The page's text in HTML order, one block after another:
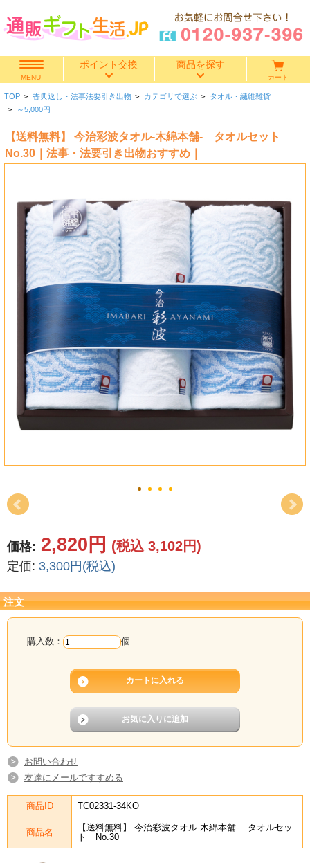
MENU
ポイント交換 商品を探す
快気祝い
香典返し
結婚内祝い
結婚引き出物
出産祝い
結婚祝い
新築祝い
初盆・新盆
お中元
カタログ
カート
TOP > 香典返し・法事法要引き出物 > カテゴリで選ぶ > タオル・繊維雑貨
> ～5,000円
【送料無料】 今治彩波タオル-木綿本舗- タオルセット
No.30｜法事・法要引き出物おすすめ｜
価格: 2,820円 (税込 3,102円)
定価: 3,300円(税込)
注文
購入数： 個
お問い合わせ
友達にメールですすめる
商品ID TC02331-34KO
商品名
【送料無料】 今治彩波タオル-木綿本舗- タオルセッ
ト No.30